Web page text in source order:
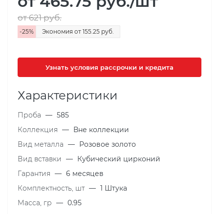
от 621руб.
-25% Экономия от 155.25 руб.
Узнать условия рассрочки и кредита
Характеристики
Проба — 585
Коллекция — Вне коллекции
Вид металла — Розовое золото
Вид вставки
— Кубический цирконий
Гарантия — 6 месяцев
Комплектность, шт — 1 Штука
Масса, гр — 0.95